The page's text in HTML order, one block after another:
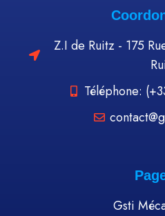
Z.I de Ruitz - 175
Téléphone:
Gsti